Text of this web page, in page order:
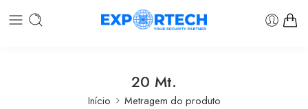
20 Mt.
Início Metragem do produto